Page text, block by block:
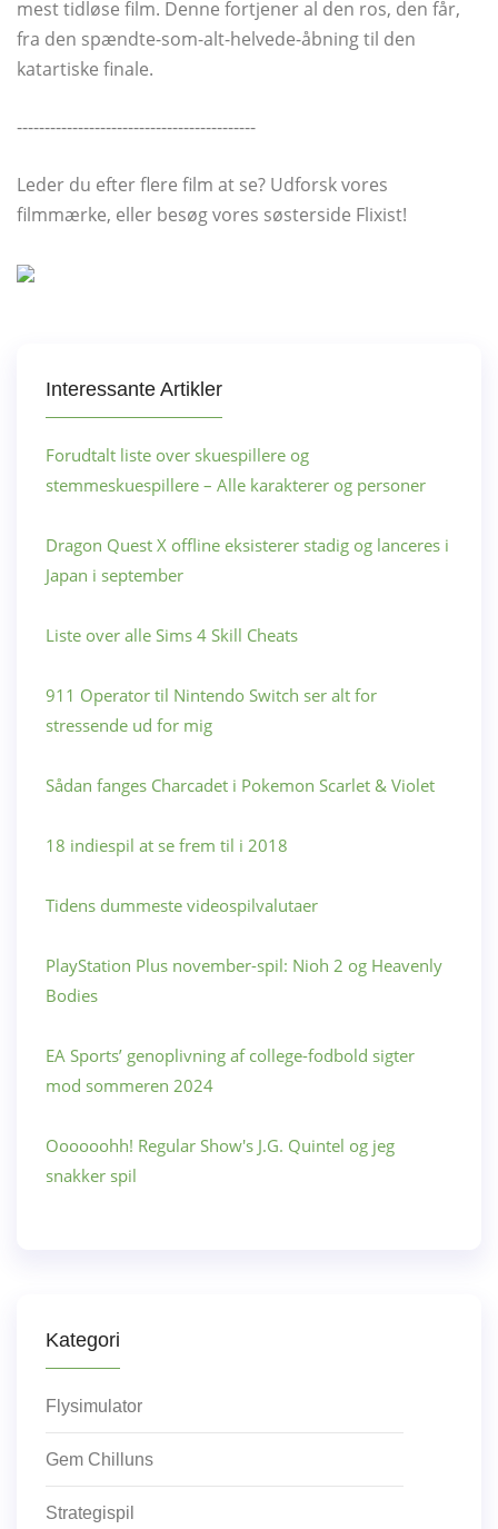
mest tidløse film. Denne fortjener al den ros, den får,
fra den spændte-som-alt-helvede-åbning til den
katartiske finale.
-------------------------------------------
Leder du efter flere film at se? Udforsk vores
filmmærke, eller besøg vores søsterside Flixist!
Interessante Artikler
Forudtalt liste over skuespillere og
stemmeskuespillere – Alle karakterer og personer
Dragon Quest X offline eksisterer stadig og lanceres i
Japan i september
Liste over alle Sims 4 Skill Cheats
911 Operator til Nintendo Switch ser alt for
stressende ud for mig
Sådan fanges Charcadet i Pokemon Scarlet & Violet
18 indiespil at se frem til i 2018
Tidens dummeste videospilvalutaer
PlayStation Plus november-spil: Nioh 2 og Heavenly
Bodies
EA Sports’ genoplivning af college-fodbold sigter
mod sommeren 2024
Oooooohh! Regular Show's J.G. Quintel og jeg
snakker spil
Kategori
Flysimulator
Gem Chilluns
Strategispil